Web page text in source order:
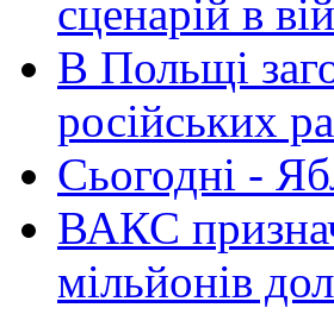
сценарій в
В Польщі
російських
Сьогодні -
ВАКС
мільйонів